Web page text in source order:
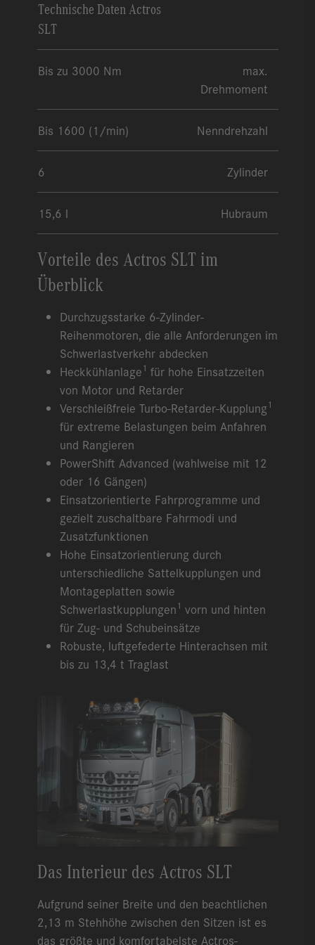
Technische Daten Actros
SLT
Bis zu 3000 Nm
max.
Drehmoment
Bis 1600 (1/min) Nenndrehzahl
6 Zylinder
15,6 l Hubraum
Vorteile des Actros SLT im
Überblick
Durchzugsstarke 6-Zylinder-
Reihenmotoren, die alle Anforderungen im
Schwerlastverkehr abdecken
Heckkühlanlage1 für hohe Einsatzzeiten
von Motor und Retarder
Verschleißfreie Turbo-Retarder-Kupplung1
für extreme Belastungen beim Anfahren
und Rangieren
PowerShift Advanced (wahlweise mit 12
oder 16 Gängen)
Einsatzorientierte Fahrprogramme und
gezielt zuschaltbare Fahrmodi und
Zusatzfunktionen
Hohe Einsatzorientierung durch
unterschiedliche Sattelkupplungen und
Montageplatten sowie
Schwerlastkupplungen1 vorn und hinten
für Zug- und Schubeinsätze
Robuste, luftgefederte Hinterachsen mit
bis zu 13,4 t Traglast
Das Interieur des Actros SLT
Aufgrund seiner Breite und den beachtlichen
2,13 m Stehhöhe zwischen den Sitzen ist es
das größte und komfortabelste Actros-